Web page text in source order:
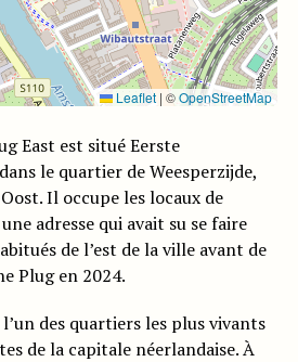
Leaflet | ©OpenStreetMap
East est situé Eerste
le quartier de Weesperzijde,
Il occupe les locaux de
adresse qui avait su se faire
de l’est de la ville avant de
Plug en 2024.
des quartiers les plus vivants
de la capitale néerlandaise. À